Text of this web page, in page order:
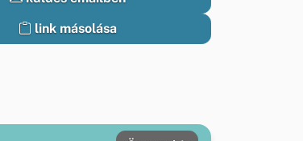
link másolása